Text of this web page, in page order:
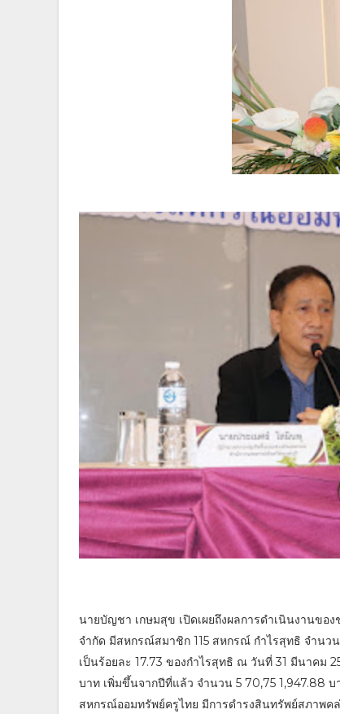
นายบัญชา เกษมสุข เปิดเผยถึงผลการดำเนินงานข
จำกัด มีสหกรณ์สมาชิก 115 สหกรณ์ กำไรสุทธิ จำนว
เป็นร้อยละ 17.73 ของกำไรสุทธิ ณ วันที่ 31 มีนาคม
บาท เพิ่มขึ้นจากปีที่แล้ว จำนวน 5 70,75 1,947.88
สหกรณ์ออมทรัพย์ครูไทย มีการดำรงสินทรัพย์สภาพค